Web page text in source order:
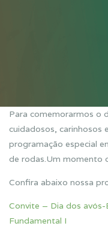
Para comemorarmos o
cuidadosos,
programação especial
de rodas.Um momento
Confira abaixo nossa
Convite – Dia dos
Fundamental I